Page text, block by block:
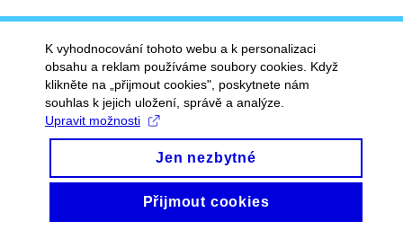
K vyhodnocování tohoto webu a k personalizaci
obsahu a reklam používáme soubory cookies. Když
klikněte na „přijmout cookies", poskytnete nám
souhlas k jejich uložení, správě a analýze.
Upravit možnosti
Jen nezbytné
Přijmout cookies